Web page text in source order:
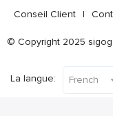
Conseil Client |
© Copyright 2025
La langue: